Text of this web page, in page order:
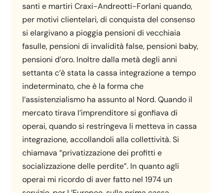
santi e martiri Craxi-Andreotti-Forlani quando,
per motivi clientelari, di conquista del consenso
si elargivano a pioggia pensioni di vecchiaia
fasulle, pensioni di invalidità false, pensioni baby,
pensioni d’oro. Inoltre dalla metà degli anni
settanta c’è stata la cassa integrazione a tempo
indeterminato, che è la forma che
l’assistenzialismo ha assunto al Nord. Quando il
mercato tirava l’imprenditore si gonfiava di
operai, quando si restringeva li metteva in cassa
integrazione, accollandoli alla collettività. Si
chiamava “privatizzazione dei profitti e
socializzazione delle perdite”. In quanto agli
operai mi ricordo di aver fatto nel 1974 un